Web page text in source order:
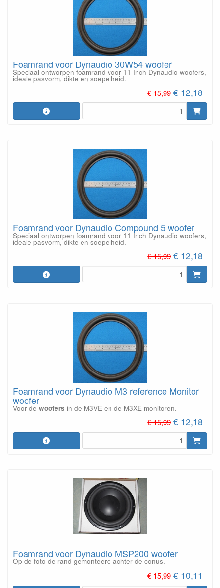
Foamrand voor Dynaudio 30W54 woofer
Speciaal ontworpen foamrand voor 11 Inch Dynaudio woofers,
ideale pasvorm, dikte en soepelheid.
€ 15,99 € 12,18
Foamrand voor Dynaudio Compound 5 woofer
Speciaal ontworpen foamrand voor 11 Inch Dynaudio woofers,
ideale pasvorm, dikte en soepelheid.
€ 15,99 € 12,18
Foamrand voor Dynaudio M3 reference Monitor
woofer
Voor de woofers in de M3VE en de M3XE monitoren.
€ 15,99 € 12,18
Foamrand voor Dynaudio MSP200 woofer
Op de foto de rand gemonteerd achter de conus.
€ 15,99 € 10,11